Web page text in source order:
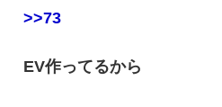
>>73
EV作ってるから